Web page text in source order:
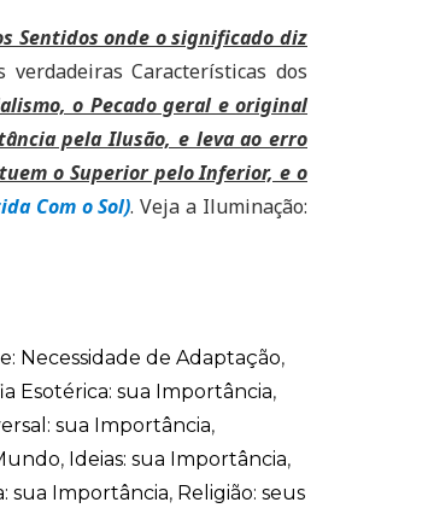
Sentidos onde o significado diz
verdadeiras Características dos
o Pecado geral e original
pela Ilusão, e leva ao erro
o Superior pelo Inferior, e o
Com o Sol). Veja a Iluminação:
Necessidade de Adaptação,
Esotérica: sua Importância,
sua Importância,
, Ideias: sua Importância,
sua Importância, Religião: seus